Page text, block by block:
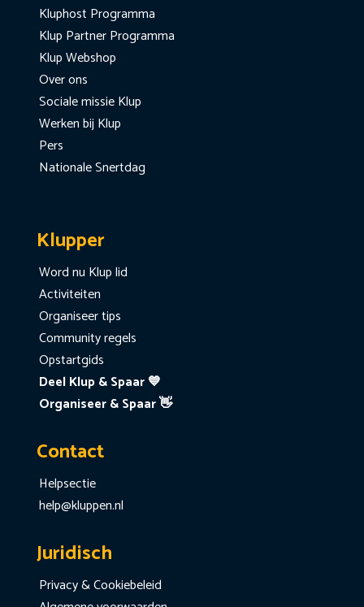
Kluphost Programma
Klup Partner Programma
Klup Webshop
Over ons
Sociale missie Klup
Werken bij Klup
Pers
Nationale Snertdag
Klupper
Word nu Klup lid
Activiteiten
Organiseer tips
Community regels
Opstartgids
Deel Klup & Spaar 💙
Organiseer & Spaar 👋
Contact
Helpsectie
help@kluppen.nl
Juridisch
Privacy & Cookiebeleid